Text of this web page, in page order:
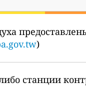
)
станции